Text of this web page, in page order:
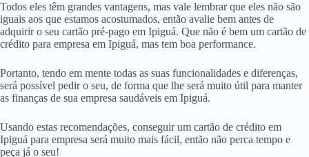
Todos eles têm grandes vantagens, mas vale lembrar que eles não são
iguais aos que estamos acostumados, então avalie bem antes de
adquirir o seu cartão pré-pago em Ipiguá. Que não é bem um cartão de
crédito para empresa em Ipiguá, mas tem boa performance.
Portanto, tendo em mente todas as suas funcionalidades e diferenças,
será possível pedir o seu, de forma que lhe será muito útil para manter
as finanças de sua empresa saudáveis em Ipiguá.
Usando estas recomendações, conseguir um cartão de crédito em
Ipiguá para empresa será muito mais fácil, então não perca tempo e
peça já o seu!